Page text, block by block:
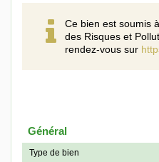
Ce bien est soumis
des Risques et
rendez-vous sur
Général
Type de bien